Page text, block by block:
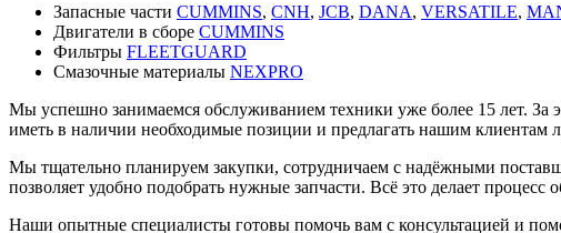
Запасные части CUMMINS, CNH, JCB, DANA, VERSATILE,
Двигатели в сборе CUMMINS
Фильтры FLEETGUARD
Смазочные материалы NEXPRO
Мы успешно занимаемся обслуживанием техники уже более 15 лет. За
иметь в наличии необходимые позиции и предлагать нашим клиентам
Мы тщательно планируем закупки, сотрудничаем с надёжными
позволяет удобно подобрать нужные запчасти. Всё это делает
Наши опытные специалисты готовы помочь вам с консультацией и